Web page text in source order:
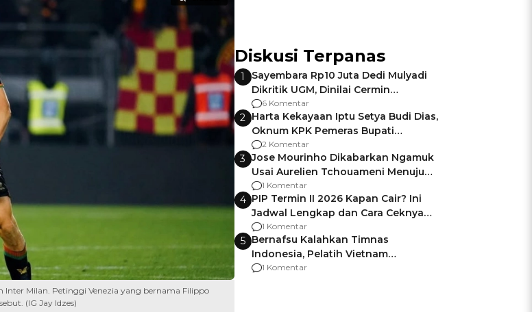
Inter Milan. Petinggi Venezia yang bernama Filippo
(IG Jay Idzes)
Diskusi Terpanas
1
Sayembara Rp10 Juta Dedi Mulyadi
Dikritik UGM, Dinilai Cermin
Gagalnya Negara Jamin Keamanan
6 Komentar
2 Harta Kekayaan Iptu Setya Budi Dias,
Oknum KPK Pemeras Bupati
Pemalang
2 Komentar
3 Jose Mourinho Dikabarkan Ngamuk
Usai Aurelien Tchouameni Menuju
Manchester United
1 Komentar
4 PIP Termin II 2026 Kapan Cair? Ini
Jadwal Lengkap dan Cara Ceknya
agar Dana Tidak Hangus!
1 Komentar
5 Bernafsu Kalahkan Timnas
Indonesia, Pelatih Vietnam
Berencana Pakai Jimat di Pakansari
1 Komentar